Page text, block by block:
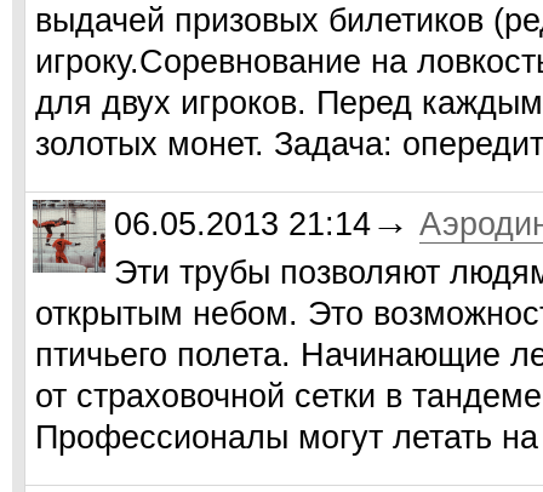
выдачей призовых билетиков
игроку.Соревнование на
для двух игроков. Перед
золотых монет. Задача:
06.05.2013 21:14 →
Эти трубы позволяют
открытым небом. Это
птичьего полета. Начинающие
от страховочной сетки в
Профессионалы могут летать